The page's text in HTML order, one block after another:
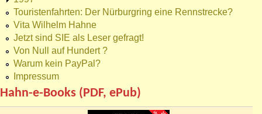
Touristenfahrten: Der Nürburgring eine Rennstrecke?
Vita Wilhelm Hahne
Jetzt sind SIE als Leser gefragt!
Von Null auf Hundert ?
Warum kein PayPal?
Impressum
Hahn-e-Books (PDF, ePub)